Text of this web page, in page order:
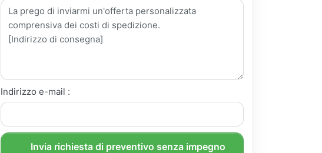
Indirizzo e-mail :
Invia richiesta di preventivo senza impegno